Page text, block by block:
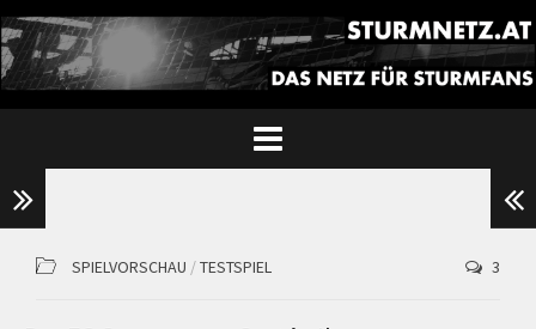
SPIELVORSCHAU /TESTSPIEL 3